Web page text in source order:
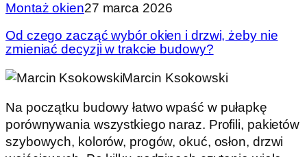
Montaż okien27 marca 2026
Od czego zacząć wybór okien i drzwi, żeby nie
zmieniać decyzji w trakcie budowy?
Marcin Ksokowski
Na początku budowy łatwo wpaść w pułapkę
porównywania wszystkiego naraz. Profili, pakietów
szybowych, kolorów, progów, okuć, osłon, drzwi